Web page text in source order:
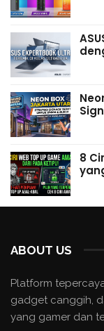
8
ABOUT US
Platform
gadget canggih,
yang gamer dan